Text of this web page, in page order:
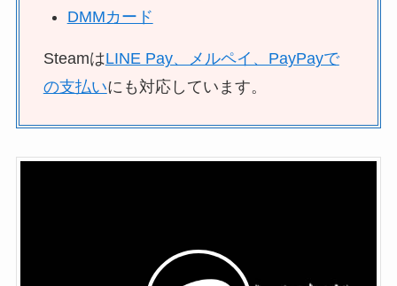
DMMカード
SteamはLINE Pay、メルペイ、PayPayで
の支払いにも対応しています。